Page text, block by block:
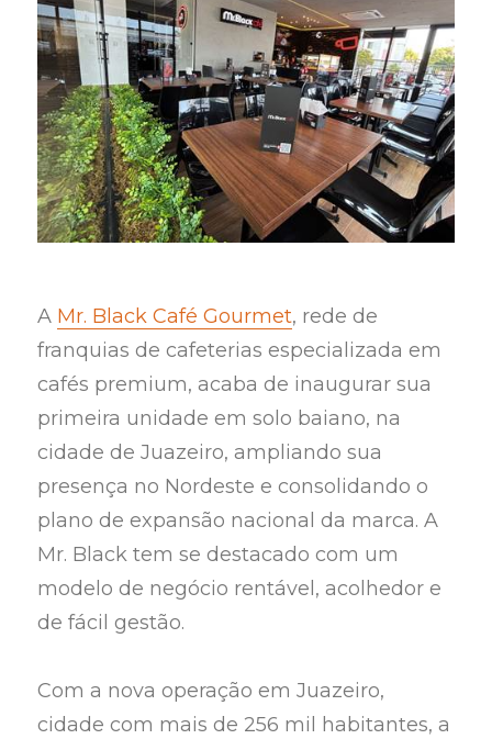
A Mr. Black Café Gourmet, rede de
franquias de cafeterias especializada em
cafés premium, acaba de inaugurar sua
primeira unidade em solo baiano, na
cidade de Juazeiro, ampliando sua
presença no Nordeste e consolidando o
plano de expansão nacional da marca. A
Mr. Black tem se destacado com um
modelo de negócio rentável, acolhedor e
de fácil gestão.
Com a nova operação em Juazeiro,
cidade com mais de 256 mil habitantes, a